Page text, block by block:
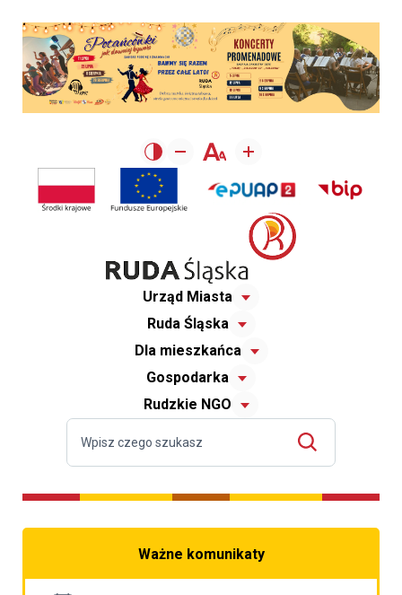
Urząd Miasta
Ruda Śląska
Dla mieszkańca
Gospodarka
Rudzkie NGO
Ważne komunikaty